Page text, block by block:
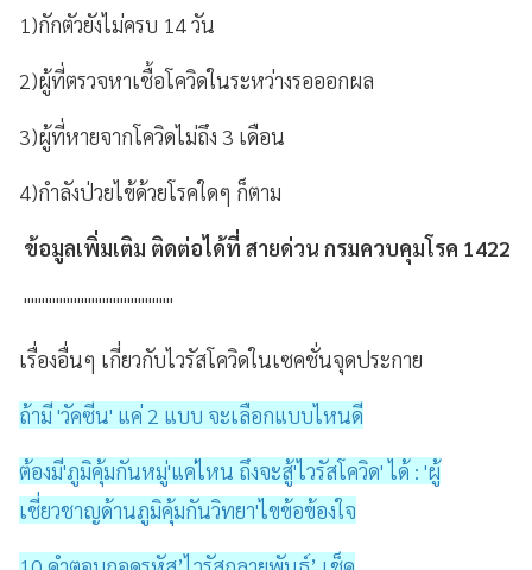
1)กักตัวยังไม่ครบ 14วัน
2)ผู้ที่ตรวจหาเชื้อโควิดในระหว่างรอออกผล
3)ผู้ที่หายจากโควิดไม่ถึง 3 เดือน
4)กำลังป่วยไข้ด้วยโรคใดๆ ก็ตาม
ข้อมูลเพิ่มเติม ติดต่อได้ที่ สายด่วน กรมควบคุมโรค 1422
"""""""""""""""""""""
เรื่องอื่นๆ เกี่ยวกับไวรัสโควิดในเซคชั่นจุดประกาย
ถ้ามี 'วัคซีน' แค่ 2 แบบ จะเลือกแบบไหนดี
ต้องมี'ภูมิคุ้มกันหมู่'แค่ไหน ถึงจะสู้'ไวรัสโควิด' ได้ : 'ผู้
เชี่ยวชาญด้านภูมิคุ้มกันวิทยา'ไขข้อข้องใจ